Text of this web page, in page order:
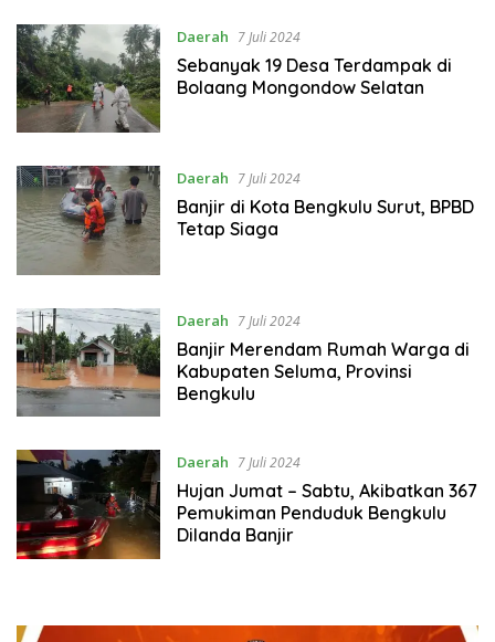
Daerah 7 Juli 2024
Sebanyak 19 Desa Terdampak di
Bolaang Mongondow Selatan
Daerah 7 Juli 2024
Banjir di Kota Bengkulu Surut, BPBD
Tetap Siaga
Daerah 7 Juli 2024
Banjir Merendam Rumah Warga di
Kabupaten Seluma, Provinsi
Bengkulu
Daerah 7 Juli 2024
Hujan Jumat – Sabtu, Akibatkan 367
Pemukiman Penduduk Bengkulu
Dilanda Banjir